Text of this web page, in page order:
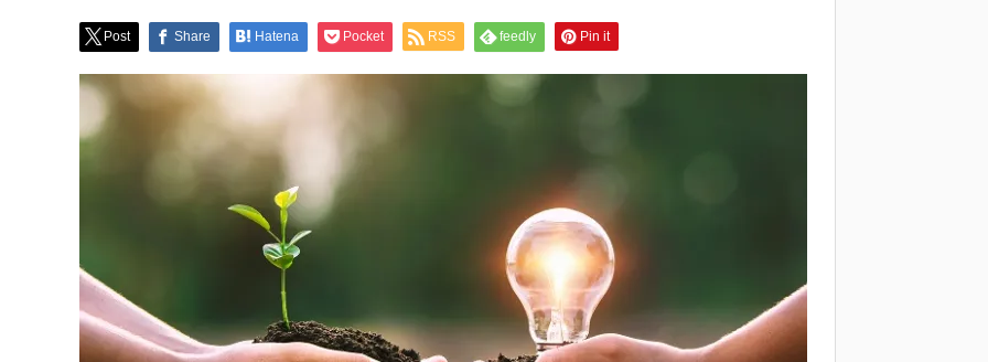
Post Share Hatena Pocket RSS feedly Pin it